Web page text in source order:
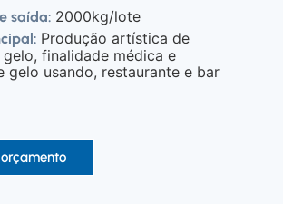
saída: 2000kg/lote
Produção artística de
finalidade médica e
gelo usando, restaurante e bar